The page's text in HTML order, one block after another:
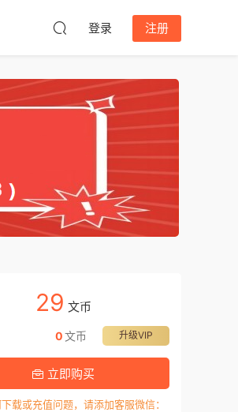
登录 注册
29 文币
升级VIP
0文币
立即购买
载或充值问题，请添加客服微信：